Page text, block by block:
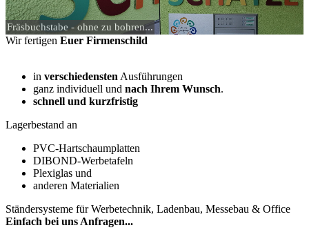
Fräsbuchstabe - ohne zu bohren...
Wir fertigen Euer Firmenschild
in verschiedenstenAusführungen
ganz individuell und nach Ihrem Wunsch.
schnell und kurzfristig
Lagerbestand an
PVC-Hartschaumplatten
DIBOND-Werbetafeln
Plexiglas und
anderen Materialien
Ständersysteme für Werbetechnik, Ladenbau, Messebau & Office
Einfach bei unsAnfragen...